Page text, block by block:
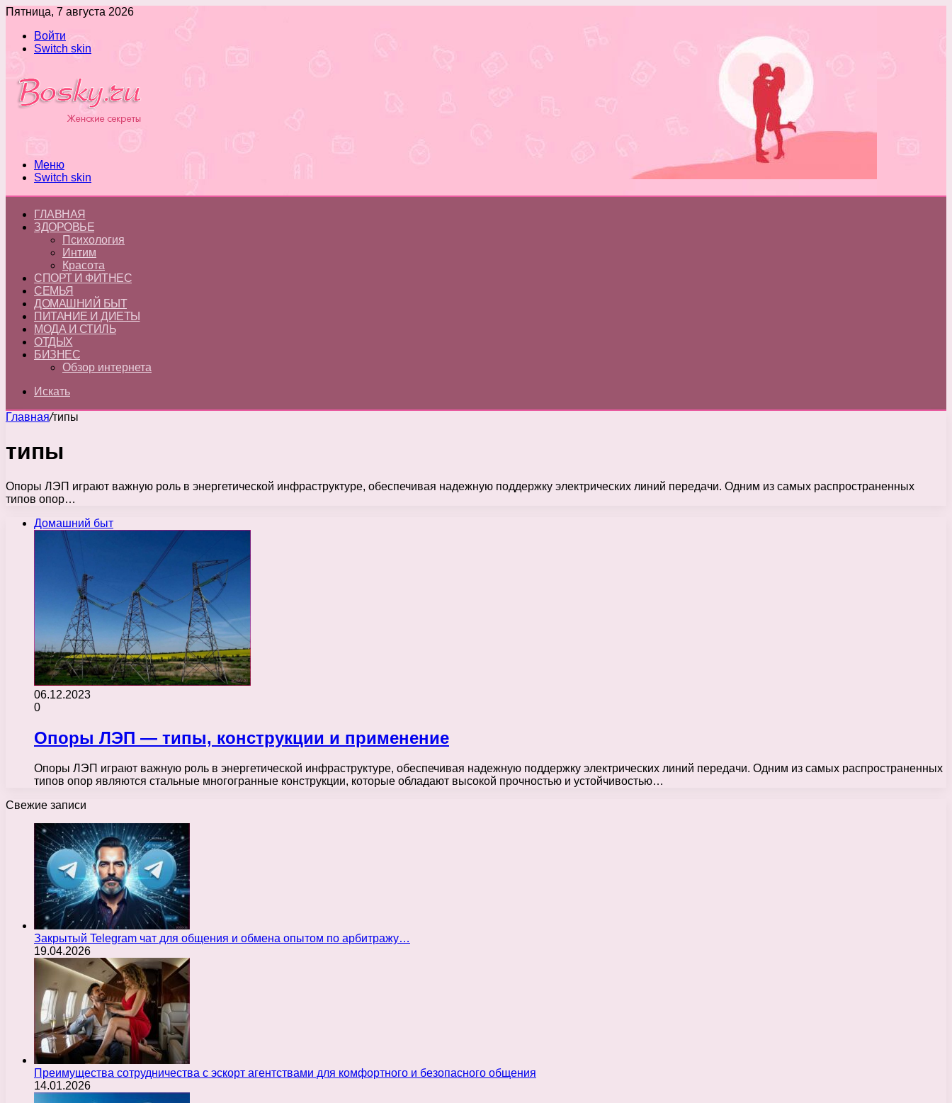
Пятница, 7 августа 2026
Войти
Switch skin
Меню
Switch skin
ГЛАВНАЯ
ЗДОРОВЬЕ
Психология
Интим
Красота
СПОРТ И ФИТНЕС
СЕМЬЯ
ДОМАШНИЙ БЫТ
ПИТАНИЕ И ДИЕТЫ
МОДА И СТИЛЬ
ОТДЫХ
БИЗНЕС
Обзор интернета
Искать
Главная/типы
типы
Опоры ЛЭП играют важную роль в энергетической инфраструктуре, обеспечивая надежную поддержку электрических линий передачи. Одним из самых распространенных
типов опор…
Домашний быт
06.12.2023
0
Опоры ЛЭП — типы, конструкции и применение
Опоры ЛЭП играют важную роль в энергетической инфраструктуре, обеспечивая надежную поддержку электрических линий передачи. Одним из самых распространенных
типов опор являются стальные многогранные конструкции, которые обладают высокой прочностью и устойчивостью…
Свежие записи
Закрытый Telegram чат для общения и обмена опытом по арбитражу…
19.04.2026
Преимущества сотрудничества с эскорт агентствами для комфортного и безопасного общения
14.01.2026